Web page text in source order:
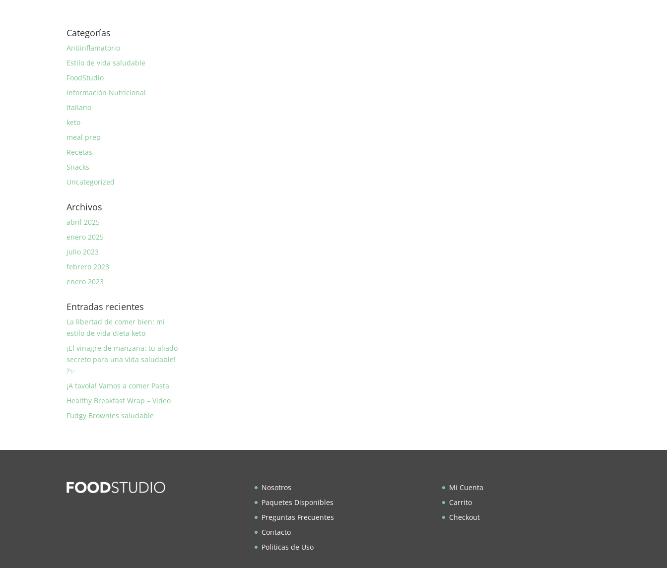
Categorías
Antiinflamatorio
Estilo de vida saludable
FoodStudio
Información Nutricional
Italiano
keto
meal prep
Recetas
Snacks
Uncategorized
Archivos
abril 2025
enero 2025
julio 2023
febrero 2023
enero 2023
Entradas recientes
La libertad de comer bien: mi
estilo de vida dieta keto
¡El vinagre de manzana: tu aliado
secreto para una vida saludable!
?✨
¡A tavola! Vamos a comer Pasta
Healthy Breakfast Wrap – Video
Fudgy Brownies saludable
Nosotros
Paquetes Disponibles
Preguntas Frecuentes
Contacto
Politicas de Uso
Mi Cuenta
Carrito
Checkout